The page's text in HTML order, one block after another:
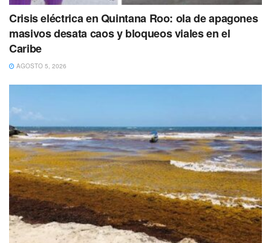
Crisis eléctrica en Quintana Roo: ola de apagones
masivos desata caos y bloqueos viales en el
Caribe
AGOSTO 5, 2026